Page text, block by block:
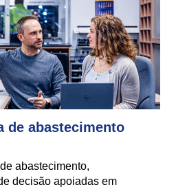
de abastecimento
abastecimento,
decisão apoiadas em